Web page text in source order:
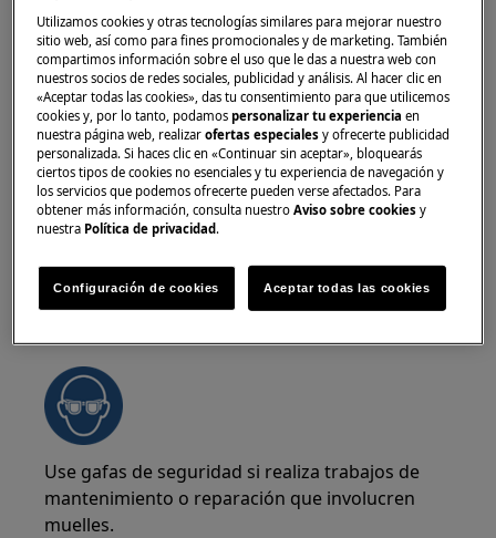
electrodomésticos. Para los aparatos pesados
es más seguro que los muevan dos personas.
Utilice siempre guantes de seguridad y calzado
de protección. Lleve guantes de seguridad en
todo momento para protegerse de cortes con
bordes afilados.
¡ADVERTENCIA!RIESGO DE LESIONES
Use gafas de seguridad si realiza trabajos de
mantenimiento o reparación que involucren
muelles.
Utilizamos cookies y otras tecnologías similares para mejorar nuestro
sitio web, así como para fines promocionales y de marketing. También
compartimos información sobre el uso que le das a nuestra web con
nuestros socios de redes sociales, publicidad y análisis. Al hacer clic en
«Aceptar todas las cookies», das tu consentimiento para que utilicemos
cookies y, por lo tanto, podamospersonalizar tu experienciaen
nuestra página web, realizarofertas especiales y ofrecerte publicidad
personalizada. Si haces clic en «Continuar sin aceptar», bloquearás
ciertos tipos de cookies no esenciales y tu experiencia de navegación y
los servicios que podemos ofrecerte pueden verse afectados. Para
obtener más información, consulta nuestroAviso sobre cookies y
nuestra Política de privacidad .
Configuración de cookies Aceptar todas las cookies